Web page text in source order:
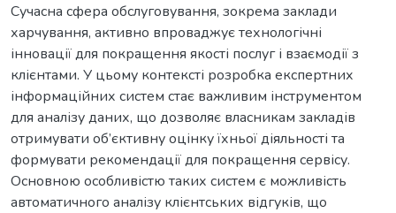
Сучасна сфера обслуговування, зокрема заклади
харчування, активно впроваджує технологічні
інновації для покращення якості послуг і взаємодії з
клієнтами. У цьому контексті розробка експертних
інформаційних систем стає важливим інструментом
для аналізу даних, що дозволяє власникам закладів
отримувати об’єктивну оцінку їхньої діяльності та
формувати рекомендації для покращення сервісу.
Основною особливістю таких систем є можливість
автоматичного аналізу клієнтських відгуків, що